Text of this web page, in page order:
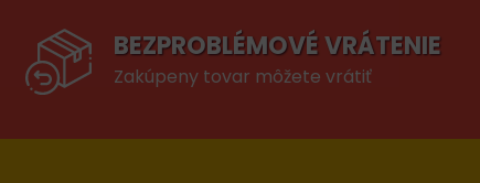
BEZPROBLÉMOVÉ VRÁTENIE
Zakúpeny tovar môžete vrátiť